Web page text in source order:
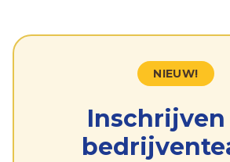
NIEUW!
Inschrijven